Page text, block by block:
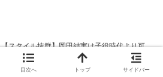
【スタイル抜群】岡田結実は子役時代より可
愛くなった！すっぴんも綺麗
目次へ トップ サイドバー